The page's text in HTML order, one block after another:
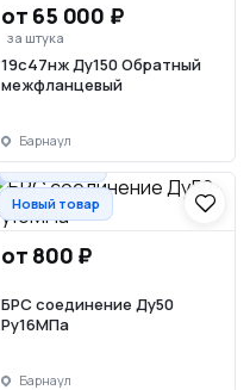
от 65 000 ₽
за штука
19с47нж Ду150 Обратный
межфланцевый
Барнаул
📦Доставка
Новый товар
от 800 ₽
БРС соединение Ду50
Ру16МПа
Барнаул